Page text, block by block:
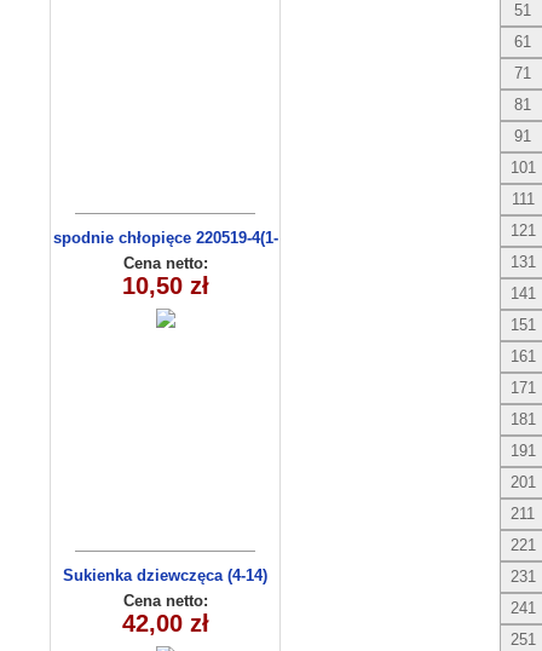
spodnie chłopięce 220519-4(1-
4) 4 szt
Cena netto:
10,50 zł
Sukienka dziewczęca (4-14)
C3009
Cena netto:
42,00 zł
51
61
71
81
91
101
111
121
131
141
151
161
171
181
191
201
211
221
231
241
251